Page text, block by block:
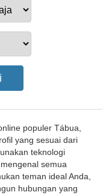
populer Tábua,
yang sesuai dari
teknologi
semua
teman ideal Anda,
hubungan yang